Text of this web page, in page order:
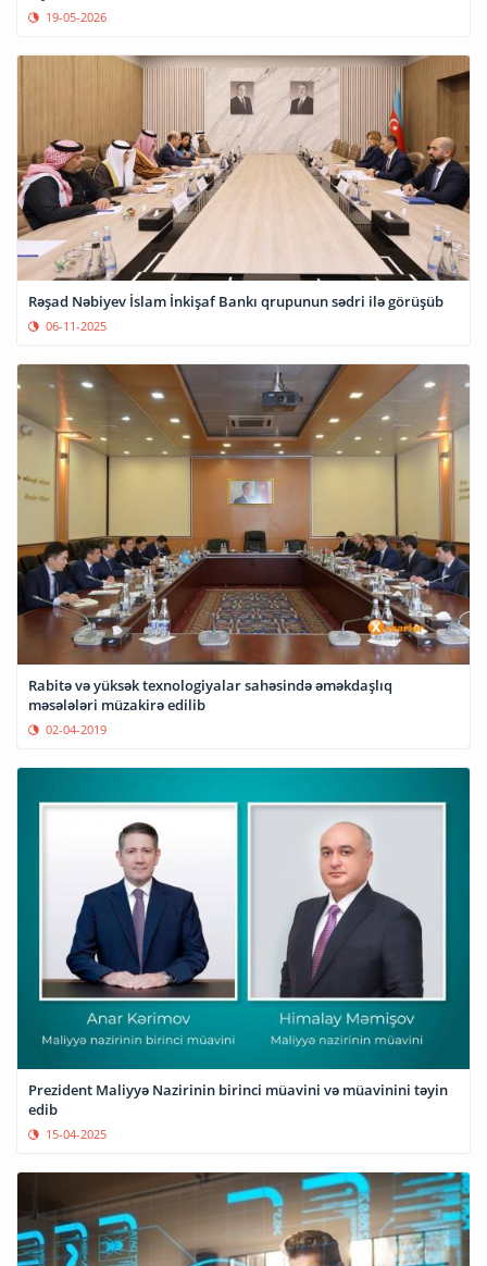
19-05-2026
Rəşad Nəbiyev İslam İnkişaf Bankı qrupunun sədri ilə görüşüb
06-11-2025
Rabitə və yüksək texnologiyalar sahəsində əməkdaşlıq
məsələləri müzakirə edilib
02-04-2019
Prezident Maliyyə Nazirinin birinci müavini və müavinini təyin
edib
15-04-2025